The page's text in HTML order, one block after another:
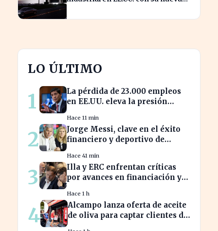
LO ÚLTIMO
1
La pérdida de 23.000 empleos
en EE.UU. eleva la presión
Hace 11 min
2
Jorge Messi, clave en el éxito
financiero y deportivo de
Hace 41 min
3
Illa y ERC enfrentan críticas
por avances en financiación y
Hace 1 h
4
Alcampo lanza oferta de aceite
de oliva para captar clientes de